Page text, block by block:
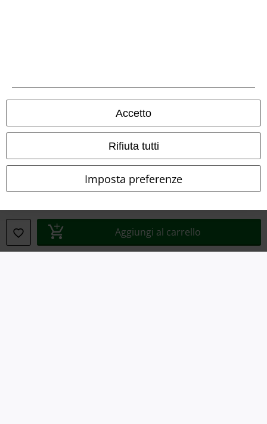
Accetto
Rifiuta tutti
Imposta preferenze
Aggiungi al carrello
Info legali
Termini & Condizioni
Redazione
Legge sulla Privacy
Smaltimento rifiuti e protezione dell’ambiente
Dichiarazione di Conformità
Informazioni sull'accessibilità